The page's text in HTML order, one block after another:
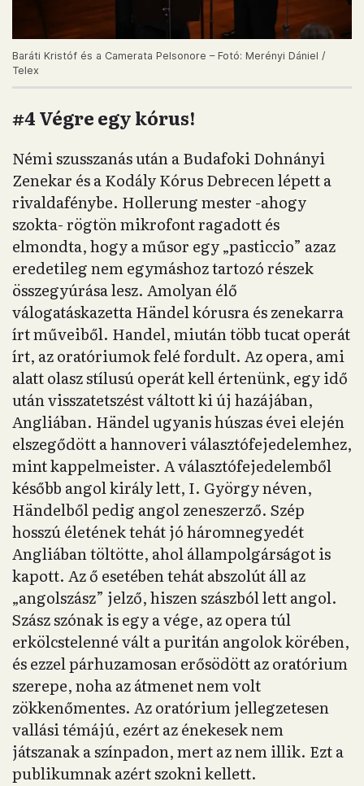
Baráti Kristóf és a Camerata Pelsonore – Fotó: Merényi Dániel /
Telex
#4 Végre egy kórus!
Némi szusszanás után a Budafoki Dohnányi
Zenekar és a Kodály Kórus Debrecen lépett a
rivaldafénybe. Hollerung mester -ahogy
szokta- rögtön mikrofont ragadott és
elmondta, hogy a műsor egy „pasticcio” azaz
eredetileg nem egymáshoz tartozó részek
összegyúrása lesz. Amolyan élő
válogatáskazetta Händel kórusra és zenekarra
írt műveiből. Handel, miután több tucat operát
írt, az oratóriumok felé fordult. Az opera, ami
alatt olasz stílusú operát kell értenünk, egy idő
után visszatetszést váltott ki új hazájában,
Angliában. Händel ugyanis húszas évei elején
elszegődött a hannoveri választófejedelemhez,
mint kappelmeister. A választófejedelemből
később angol király lett, I. György néven,
Händelből pedig angol zeneszerző. Szép
hosszú életének tehát jó háromnegyedét
Angliában töltötte, ahol állampolgárságot is
kapott. Az ő esetében tehát abszolút áll az
„angolszász” jelző, hiszen szászból lett angol.
Szász szónak is egy a vége, az opera túl
erkölcstelenné vált a puritán angolok körében,
és ezzel párhuzamosan erősödött az oratórium
szerepe, noha az átmenet nem volt
zökkenőmentes. Az oratórium jellegzetesen
vallási témájú, ezért az énekesek nem
játszanak a színpadon, mert az nem illik. Ezt a
publikumnak azért szokni kellett.